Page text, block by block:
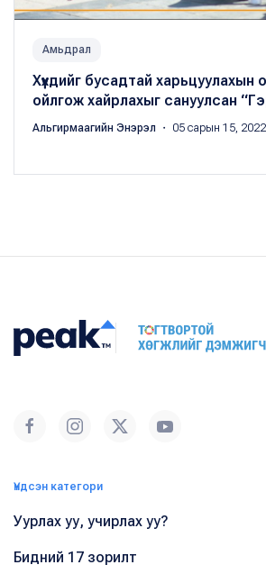
Амьдрал
Хүүхдийг бусадтай
ойлгож хайрлахыг сануулсан
Альгирмаагийн Энэрэл ・ 05 сарын 15, 2022
Үндсэн категори
Уурлах уу, учирлах уу?
Бидний 17 зорилт